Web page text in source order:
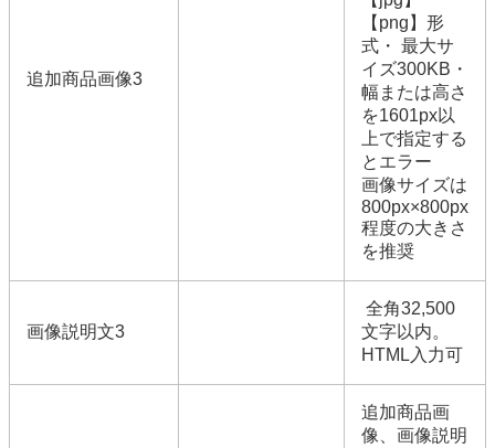
追加商品画像3
【png】形
式・ 最大サ
イズ300KB・
幅または高さ
を1601px以
上で指定する
とエラー
画像サイズは
800px×800px
程度の大きさ
を推奨
画像説明文3
全角32,500
文字以内。
HTML入力可
追加商品画
像、画像説明